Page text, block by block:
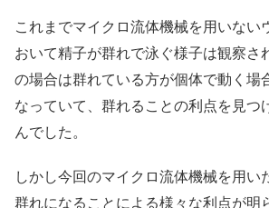
これまでマイクロ流体機械を用いない
おいて精子が群れで泳ぐ様子は観察さ
の場合は群れている方が個体で動く場
なっていて、群れることの利点を見つ
んでした。
しかし今回のマイクロ流体機械を用い
群れになることによる様々な利点が明